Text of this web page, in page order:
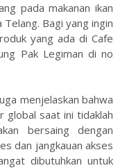
pada makanan ikan
Bagi yang ingin
yang ada di Cafe
Pak Legiman di no
menjelaskan bahwa
global saat ini tidaklah
bersaing dengan
dan jangkauan akses
dibutuhkan untuk